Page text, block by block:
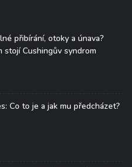
přibírání, otoky a únava?
stojí Cushingův syndrom
Co to je a jak mu předcházet?